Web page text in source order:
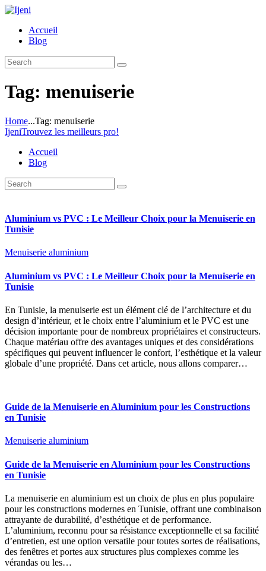
Accueil
Blog
Tag: menuiserie
Home...Tag: menuiserie
IjeniTrouvez les meilleurs pro!
Accueil
Blog
Aluminium vs PVC : Le Meilleur Choix pour la Menuiserie en
Tunisie
Menuiserie aluminium
Aluminium vs PVC : Le Meilleur Choix pour la Menuiserie en
Tunisie
En Tunisie, la menuiserie est un élément clé de l’architecture et du
design d’intérieur, et le choix entre l’aluminium et le PVC est une
décision importante pour de nombreux propriétaires et constructeurs.
Chaque matériau offre des avantages uniques et des considérations
spécifiques qui peuvent influencer le confort, l’esthétique et la valeur
globale d’une propriété. Dans cet article, nous allons comparer…
Guide de la Menuiserie en Aluminium pour les Constructions
en Tunisie
Menuiserie aluminium
Guide de la Menuiserie en Aluminium pour les Constructions
en Tunisie
La menuiserie en aluminium est un choix de plus en plus populaire
pour les constructions modernes en Tunisie, offrant une combinaison
attrayante de durabilité, d’esthétique et de performance.
L’aluminium, reconnu pour sa résistance exceptionnelle et sa facilité
d’entretien, est une option versatile pour toutes sortes de réalisations,
des fenêtres et portes aux structures plus complexes comme les
vérandas ou les…